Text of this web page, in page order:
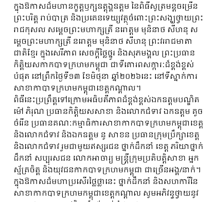
ក្នុងឱកាសដ៏មហានក្ខត្តឫក្សឧត្តុង្គឧត្តម នៃពិធីសូត្រមន្តចម្រើន
ព្រះបរិត្ត រាប់បាត្រ និងប្រគេនទេយ្យវត្ថុចំពោះព្រះសង្ឃថ្វាយព្រះ
រាជកុសល សម្ដេចព្រះមហាក្សត្រី នរោត្តម មុនិនាថ សីហនុ ស
ម្តេចព្រះមហាក្សត្រី នរោត្តម មុនិនាថ សីហនុ ព្រះវររាជមាតា
ជាតិខ្មែរ ក្នុងសេរីភាព សេចក្តីថ្លៃថ្នូរ និងសុភមង្គល ព្រះប្រធាន
កិត្តិយសកាកបាទក្រហមកម្ពុជា ជាទីគោរពសក្ការៈដ៏ខ្ពង់ខ្ពស់
បំផុត នៅព្រឹកថ្ងៃទី១៣ ខែមិថុនា ឆ្នាំ២០២៦នេះ នៅទីស្នាក់ការ
សាខាកាបាទក្រហមកម្ពុជាខេត្តកណ្តាល។
ពិធីនេះប្រព្រឹត្តទៅក្រោមអធិបតីភាពដ៏ខ្ពង់ខ្ពស់ឯកឧត្តមបណ្ឌិត
ម៉ៅ ភិរុណ ប្រធានកិត្តិយសសាខា និងលោកជំទាវ ឯកឧត្តម គួច
ចំរើន ប្រធានគណៈកម្មាធិការសាខាកាកបាទក្រហមកម្ពុជាខេត្ត
និងលោកជំទាវ និងឯកឧត្តម នូ សាខន ប្រធានក្រុមប្រឹក្សាខេត្ត
និងលោកជំទាវ រួមជាមួយឥស្សរជន ថ្នាក់ដឹកនាំ ខេត្ត ភរិយាថ្នាក់
ដឹកនាំ សប្បុរសជន លោកអាចារ្យ មន្ត្រីក្រុមប្រតិបត្តិសាខា អ្នក
ស្ម័គ្រចិត្ត និងយុវជនកាកបាទក្រហមកម្ពុជា ជាច្រើនអង្គ/នាក់។
ក្នុងឱកាសដ៏មហាប្រសើរថ្លៃថ្លានេះ ថ្នាក់ដឹកនាំ និងសហការីនៃ
សាខាកាកបាទក្រហមកម្ពុជាខេត្តកណ្តាល សូមអភិវន្ទថ្វាយនូវ